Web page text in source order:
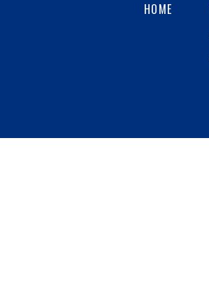
HOME